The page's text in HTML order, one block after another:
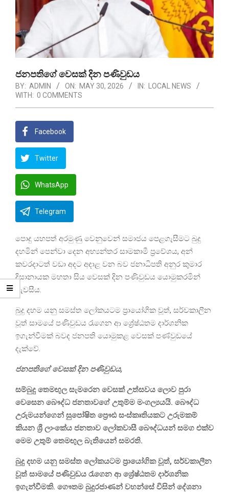
ජනපතිගේ වෙසක් දින පණිවුඩය
BY: ADMIN ON: MAY 30, 2026 IN:
LOCAL NEWS
WITH: 0 COMMENTS
Facebook
Twitter
WhatsApp
Telegram
පොදු යහපත් අරමුණු වෙනුවෙන් සමාජය පෙළගැසීමට බුදු
දහමින් පෙන්වා දෙන අභ්‍යන්තර සාමකාමී ප්‍රවේශය, අන්
කවරදාටත් වඩා අදට අදාළ වන බව ජනාධිපති අනුර කුමාර
දිසානායක මහතා සිය වෙසක් දින පණිවුඩය යොමුකරමින්
පැවසීය.
බුදු දහම යනු සමස්ත ලෝකයටම ප්‍රායෝගික වූත්, සර්වකාලීන
වූත් සාමයේ පණිවුඩය රැගෙන ආ ශ්‍රේෂ්ඨතම දාර්ශනික
ඉගැන්වීමක් බවද ජනපති යොමුකළ වෙසක් පණ්වුඩයේ
දැක්වේ.
ජනපතිගේ වෙසක් දින පණිවුඩය,
සම්බුදු තෙමඟුල සැමරෙන වෙසක් උත්සවය ලොව පුරා
වෙසෙන බෞද්ධ ජනතාවගේ උතුම්ම මංගල්‍යයයි. බෞද්ධ
උරුමයන්ගෙන් සුපෝෂිත ප්‍රෞඪ සංස්කෘතියකට උරුමකම්
කියන ශ්‍රී ලාංකේය ජනතාව ලෝකවාසී බෞද්ධයන් සමග එක්ව
මෙම උතුම් තෙමඟුල බැතියෙන් සමරති.
බුදු දහම යනු සමස්ත ලෝකයටම ප්‍රායෝගික වූත්, සර්වකාලීන
වූත් සාමයේ පණිවුඩය රැගෙන ආ ශ්‍රේෂ්ඨතම දාර්ශනික
ඉගැන්වීමකි. ගෞතම බුදුරජාණන් වහන්සේ විසින් දේශනා